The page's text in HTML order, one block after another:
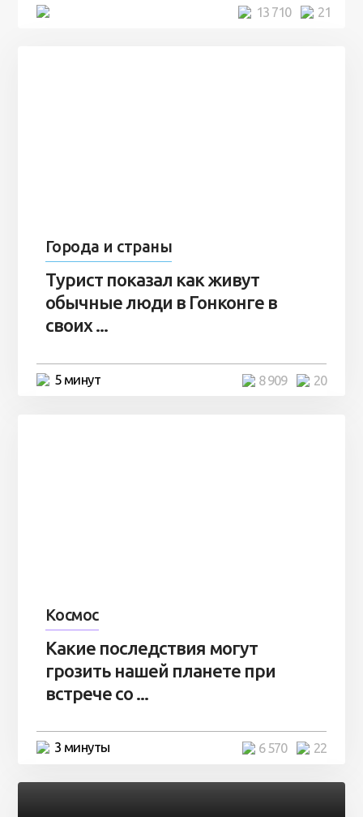
21
13 710
Города и страны
Турист показал как живут
обычные люди в Гонконге в
своих ...
5 минут 20
8 909
Космос
Какие последствия могут
грозить нашей планете при
встрече со ...
3 минуты 22
6 570